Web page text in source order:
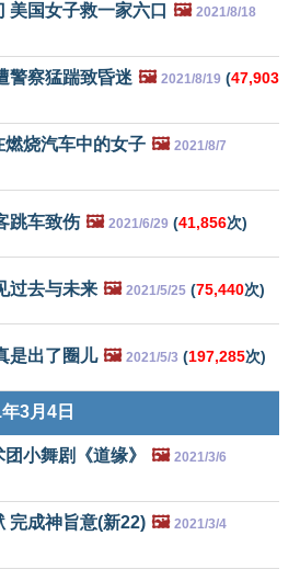
美国女子救一家六口 🖼️ 2021/8/18
警察猛踹致昏迷 🖼️ 2021/8/19 (47,903
烧汽车中的女子 🖼️ 2021/8/7
跳车致伤 🖼️ 2021/6/29 (41,856次)
过去与未来 🖼️ 2021/5/25 (75,440次)
是出了圈儿 🖼️ 2021/5/3 (197,285次)
3月4日
小舞剧《道缘》 🖼️ 2021/3/6
完成神旨意(新22) 🖼️ 2021/3/4